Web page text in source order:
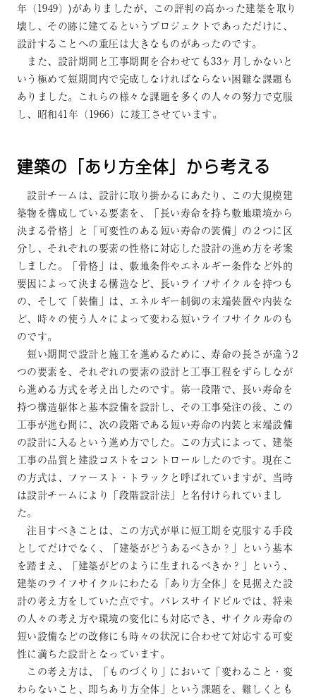
年（1949）)がありましたが、この評判の高かった建築を取り
壊し、その跡に建てるというプロジェクトであっただけに、
設計することへの重圧は大きなものがあったのです。
また、設計期間と工事期間を合わせても33ヶ月しかないと
いう極めて短期間内で完成しなければならない困難な課題も
ありました。これらの様々な課題を多くの人々の努力で克服
し、昭和41年（1966）に竣工させています。
建築の「あり方全体」から考える
設計チームは、設計に取り掛かるにあたり、この大規模建
築物を構成している要素を、「長い寿命を持ち敷地環境から
決まる骨格」と「可変性のある短い寿命の装備」の２つに区
分し、それぞれの要素の性格に対応した設計の進め方を考案
しました。「骨格」は、敷地条件やエネルギー条件など外的
要因によって決まる構造など、長いライフサイクルを持つも
の、そして「装備」は、エネルギー制御の末端装置や内装な
ど、時々の使う人々によって変わる短いライフサイクルのも
のです。
短い期間で設計と施工を進めるために、寿命の長さが違う2
つの要素を、それぞれの要素の設計と工事工程をずらしなが
ら進める方式を考え出したのです。第一段階で、長い寿命を
持つ構造躯体と基本設備を設計し、その工事発注の後、この
工事が進む間に、次の段階である短い寿命の内装と末端設備
の設計に入るという進め方でした。この方式によって、建築
工事の品質と建設コストをコントロールしたのです。現在こ
の方式は、ファースト・トラックと呼ばれていますが、当時
は設計チームにより「段階設計法」と名付けられていまし
た。
注目すべきことは、この方式が単に短工期を克服する手段
としてだけでなく、「建築がどうあるべきか？」という基本
を踏まえ、「建築がどのように生まれるべきか？」という、
建築のライフサイクルにわたる「あり方全体」を見据えた設
計の考え方をしていた点です。パレスサイドビルでは、将来
の人々の考え方や環境の変化にも対応でき、サイクル寿命の
短い設備などの改修にも時々の状況に合わせて対応する可変
性に満ちた設計となっています。
この考え方は、「ものづくり」において「変わること・変
わらないこと、即ちあり方全体」という課題を、難しくとも